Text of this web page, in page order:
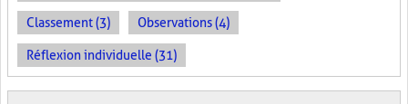
Classement (3) Observations (4)
Réflexion individuelle (31)